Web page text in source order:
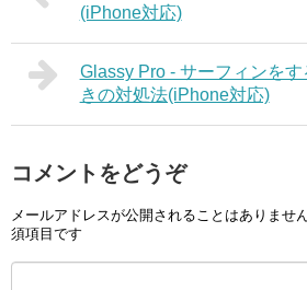
(iPhone対応)
Glassy Pro - サーフィンを
きの対処法(iPhone対応)
コメントをどうぞ
メールアドレスが公開されることはありません
須項目です